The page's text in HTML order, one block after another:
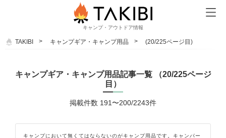
キャンプ・アウトドア情報
TAKIBI キャンプギア・キャンプ用品 (20/225ページ目)
キャンプギア・キャンプ用品記事一覧 （20/225ページ
目）
掲載件数 191〜200/2243件
キャンプにおいて無くてはならないのがキャンプ用品です。キャンパー